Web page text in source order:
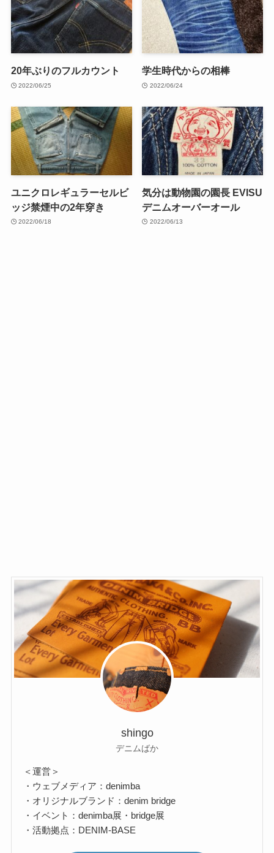
20年ぶりのフルカウント
2022/06/25
学生時代からの相棒
2022/06/24
ユニクロレギュラーセルビ
ッジ禁煙中の2年穿き
2022/06/18
気分は動物園の園長 EVISU
デニムオーバーオール
2022/06/13
shingo
デニムばか
＜運営＞
・ウェブメディア：denimba
・オリジナルブランド：denim bridge
・イベント：denimba展・bridge展
・活動拠点：DENIM-BASE